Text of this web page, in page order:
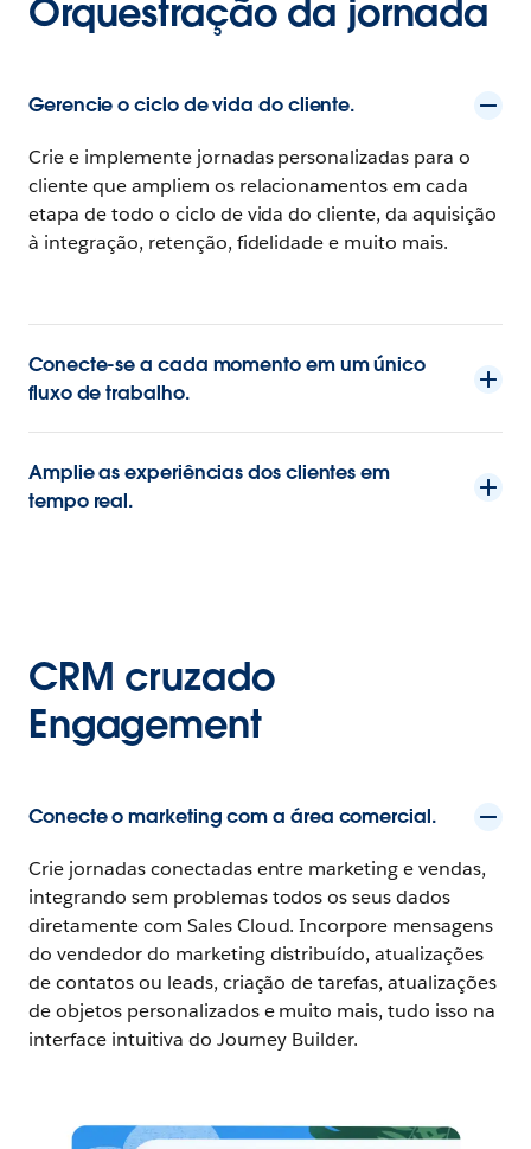
Orquestração da jornada
Gerencie o ciclo de vida do cliente.
Crie e implemente jornadas personalizadas para o
cliente que ampliem os relacionamentos em cada
etapa de todo o ciclo de vida do cliente, da aquisição
à integração, retenção, fidelidade e muito mais.
Conecte-se a cada momento em um único
fluxo de trabalho.
Amplie as experiências dos clientes em
tempo real.
CRM cruzado
Engagement
Conecte o marketing com a área comercial.
Crie jornadas conectadas entre marketing e vendas,
integrando sem problemas todos os seus dados
diretamente com Sales Cloud. Incorpore mensagens
do vendedor do marketing distribuído, atualizações
de contatos ou leads, criação de tarefas, atualizações
de objetos personalizados e muito mais, tudo isso na
interface intuitiva do Journey Builder.